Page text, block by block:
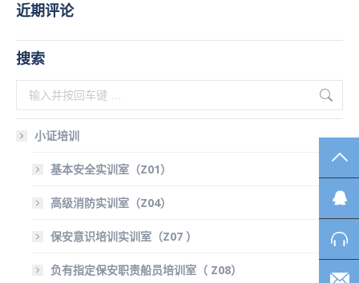
近期评论
搜索
索：
小证培训
基本安全实训室（Z01）
高级消防实训室（Z04）
保安意识培训实训室（Z07 ）
负有指定保安职责船员培训室（ Z08）